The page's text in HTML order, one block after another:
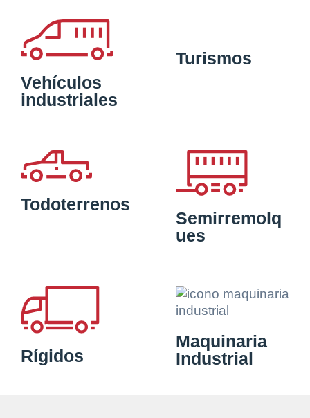
Vehículos
industriales
Turismos
Todoterrenos
Semirremolq
ues
Rígidos
Maquinaria
Industrial